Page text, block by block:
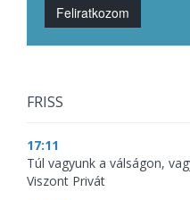
Feliratkozom
FRISS
17:11
Túl vagyunk a válságon,
Viszont Privát